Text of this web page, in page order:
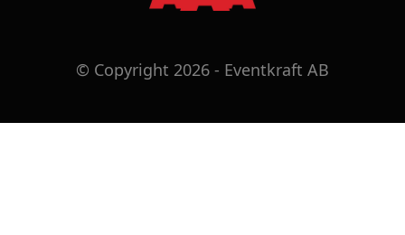
© Copyright 2026 - Eventkraft AB